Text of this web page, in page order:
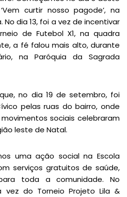
curtir nosso pagode’, na
No dia 13, foi a vez de incentivar
de Futebol X1, na quadra
a fé falou mais alto, durante
na Paróquia da Sagrada
no dia 19 de setembro, foi
pelas ruas do bairro, onde
sociais celebraram
leste de Natal.
uma ação social na Escola
serviços gratuitos de saúde,
toda a comunidade. No
vez do Torneio Projeto Lila &